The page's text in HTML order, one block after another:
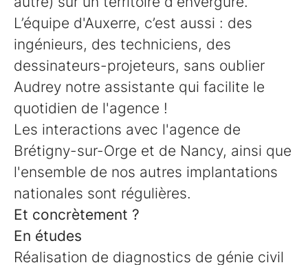
L’équipe d'Auxerre, c’est aussi : des
ingénieurs, des techniciens, des
dessinateurs-projeteurs, sans oublier
Audrey notre assistante qui facilite le
quotidien de l'agence !
Les interactions avec l'agence de
Brétigny-sur-Orge et de Nancy, ainsi que
l'ensemble de nos autres implantations
nationales sont régulières.
Et concrètement ?
En études
Réalisation de diagnostics de génie civil